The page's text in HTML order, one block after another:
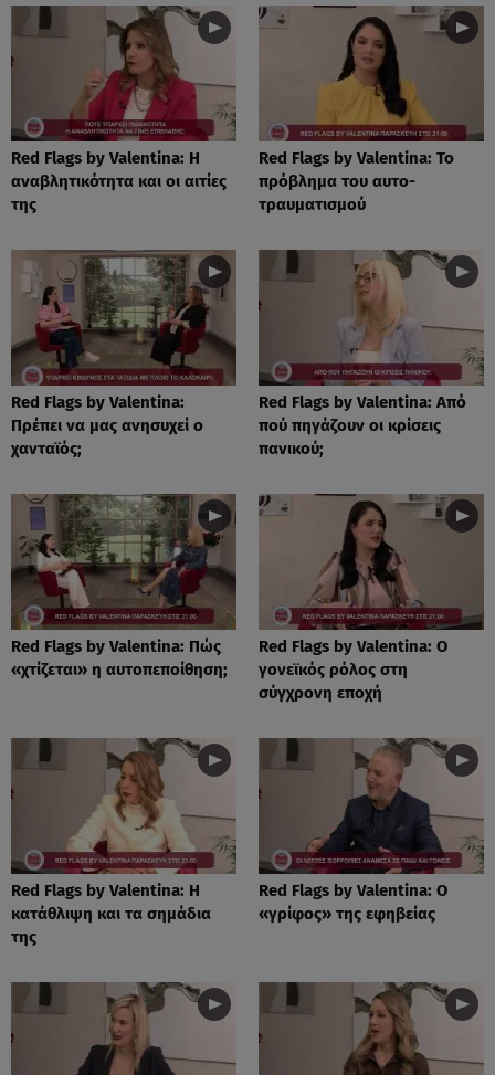
Red Flags by Valentina: Η
αναβλητικότητα και οι αιτίες
της
Red Flags by Valentina: Το
πρόβλημα του αυτο-
τραυματισμού
Red Flags by Valentina:
Πρέπει να μας ανησυχεί ο
χανταϊός;
Red Flags by Valentina: Από
πού πηγάζουν οι κρίσεις
πανικού;
Red Flags by Valentina: Πώς
«χτίζεται» η αυτοπεποίθηση;
Red Flags by Valentina: Ο
γονεϊκός ρόλος στη
σύγχρονη εποχή
Red Flags by Valentina: Η
κατάθλιψη και τα σημάδια
της
Red Flags by Valentina: Ο
«γρίφος» της εφηβείας